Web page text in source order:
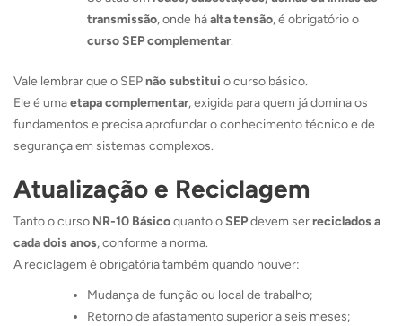
transmissão, onde háalta tensão, é obrigatório o
curso SEP complementar.
Vale lembrar que o SEPnão substitui o curso básico.
Ele é umaetapa complementar, exigida para quem já domina os
fundamentos e precisa aprofundar o conhecimento técnico e de
segurança em sistemas complexos.
Atualização e Reciclagem
Tanto o curso NR-10 Básicoquanto o SEPdevem serreciclados a
cada dois anos, conforme a norma.
A reciclagem é obrigatória também quando houver:
Mudança de função ou local de trabalho;
Retorno de afastamento superior a seis meses;